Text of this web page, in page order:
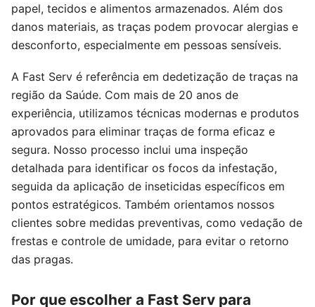
papel, tecidos e alimentos armazenados. Além dos
danos materiais, as traças podem provocar alergias e
desconforto, especialmente em pessoas sensíveis.
A Fast Serv é referência em dedetização de traças na
região da Saúde. Com mais de 20 anos de
experiência, utilizamos técnicas modernas e produtos
aprovados para eliminar traças de forma eficaz e
segura. Nosso processo inclui uma inspeção
detalhada para identificar os focos da infestação,
seguida da aplicação de inseticidas específicos em
pontos estratégicos. Também orientamos nossos
clientes sobre medidas preventivas, como vedação de
frestas e controle de umidade, para evitar o retorno
das pragas.
Por que escolher a Fast Serv para